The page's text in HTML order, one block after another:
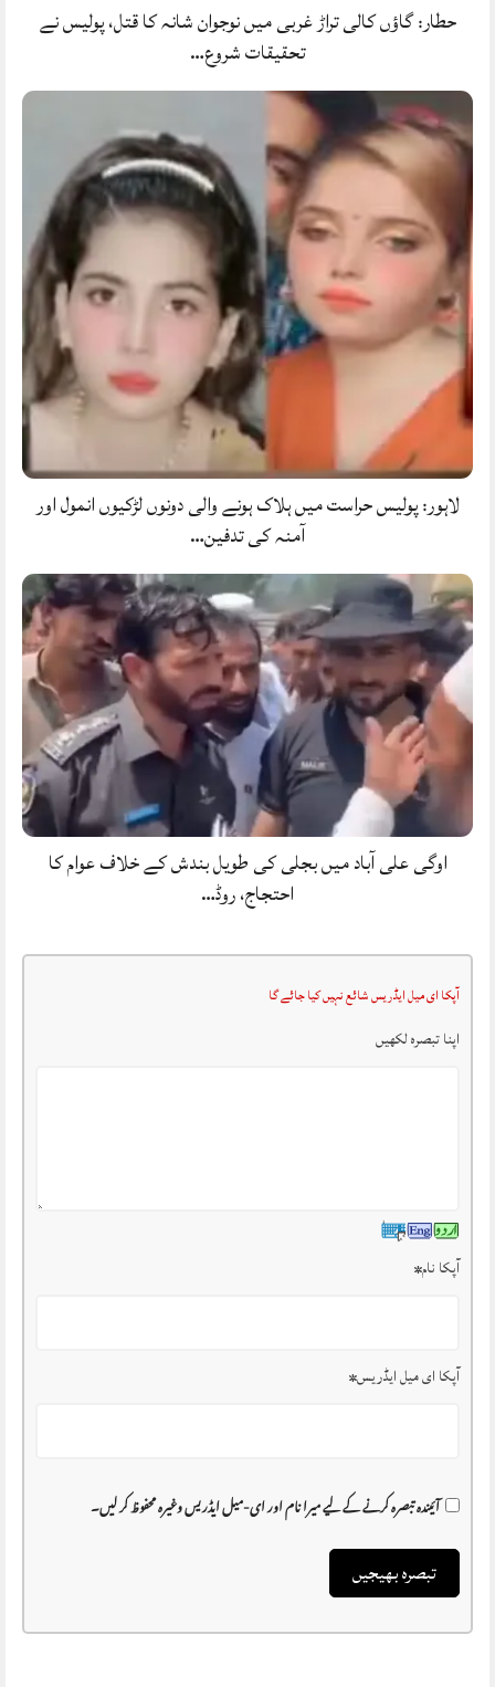
حطار: گاؤں کالی تراڑ غربی میں نوجوان شانہ کا قتل، پولیس نے
تحقیقات شروع…
لاہور: پولیس حراست میں ہلاک ہونے والی دونوں لڑکیوں انمول اور
آمنہ کی تدفین…
اوگی علی آباد میں بجلی کی طویل بندش کے خلاف عوام کا
احتجاج، روڈ…
آپکا ای میل ایڈریس شائع نہیں کیا جائے گا
اپنا تبصرہ لکھیں
آپکا نام*
آپکا ای میل ایڈریس*
آئیندہ تبصرہ کرنے کے لیے میرا نام اور ای-میل ایڈریس وغیرہ محفوظ کر لیں۔